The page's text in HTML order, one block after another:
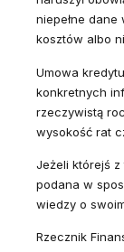
niepełne dane
kosztów albo
Umowa
konkretnych
rzeczywistą
wysokość rat
Jeżeli którejś
podana w
wiedzy o
Rzecznik